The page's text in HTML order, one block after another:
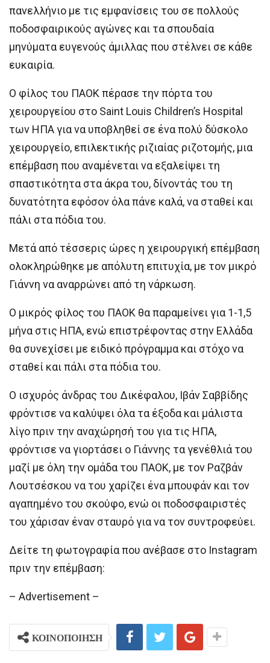
πανελλήνιο με τις εμφανίσεις του σε πολλούς
ποδοσφαιρικούς αγώνες και τα σπουδαία
μηνύματα ευγενούς άμιλλας που στέλνει σε κάθε
ευκαιρία.
Ο φίλος του ΠΑΟΚ πέρασε την πόρτα του
χειρουργείου στο Saint Louis Children’s Hospital
των ΗΠΑ για να υποβληθεί σε ένα πολύ δύσκολο
χειρουργείο, επιλεκτικής ριζιαίας ριζοτομής, μια
επέμβαση που αναμένεται να εξαλείψει τη
σπαστικότητα στα άκρα του, δίνοντάς του τη
δυνατότητα εφόσον όλα πάνε καλά, να σταθεί και
πάλι στα πόδια του.
Μετά από τέσσερις ώρες η χειρουργική επέμβαση
ολοκληρώθηκε με απόλυτη επιτυχία, με τον μικρό
Γιάννη να αναρρώνει από τη νάρκωση.
Ο μικρός φίλος του ΠΑΟΚ θα παραμείνει για 1-1,5
μήνα στις ΗΠΑ, ενώ επιστρέφοντας στην Ελλάδα
θα συνεχίσει με ειδικό πρόγραμμα και στόχο να
σταθεί και πάλι στα πόδια του.
Ο ισχυρός άνδρας του Δικέφαλου, Ιβάν Σαββίδης
φρόντισε να καλύψει όλα τα έξοδα και μάλιστα
λίγο πριν την αναχώρησή του για τις ΗΠΑ,
φρόντισε να γιορτάσει ο Γιάννης τα γενέθλιά του
μαζί με όλη την ομάδα του ΠΑΟΚ, με τον Ραζβάν
Λουτσέσκου να του χαρίζει ένα μπουφάν και τον
αγαπημένο του σκούφο, ενώ οι ποδοσφαιριστές
του χάρισαν έναν σταυρό για να τον συντροφεύει.
Δείτε τη φωτογραφία που ανέβασε στο Instagram
πριν την επέμβαση:
– Advertisement –
ΚΟΙΝΟΠΟΙΗΣΗ